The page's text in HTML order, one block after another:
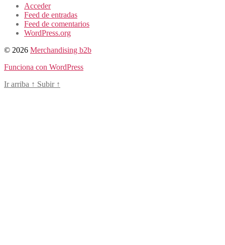
Acceder
Feed de entradas
Feed de comentarios
WordPress.org
© 2026 Merchandising b2b
Funciona con WordPress
Ir arriba ↑ Subir ↑